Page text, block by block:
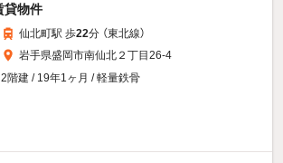
貸物件
仙北町駅 歩22分 （東北線）
岩手県盛岡市南仙北２丁目26-4
2階建 / 19年1ヶ月 / 軽量鉄骨